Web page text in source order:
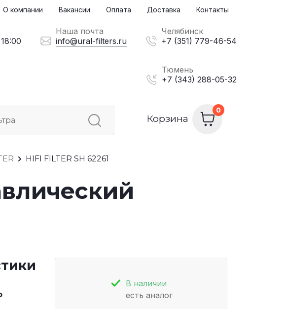
Корзина
О компании Вакансии Оплата Доставка Контакты
Наша почта
info@ural-filters.ru
Челябинск
+7 (351) 779-46-54
Тюмень
+7 (343) 288-05-32
HIFI FILTER SH 62261
В наличии
есть аналог